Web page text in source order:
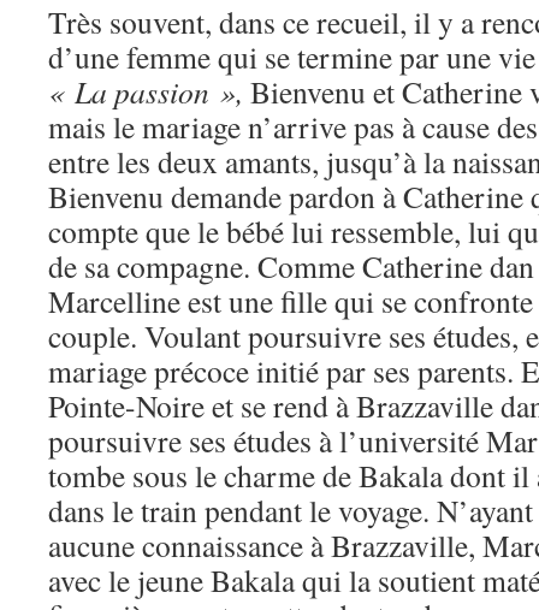
Très souvent, dans ce recueil, il y a
d’une femme qui se termine par une
« La passion », Bienvenu et
mais le mariage n’arrive pas à cause
entre les deux amants, jusqu’à la
Bienvenu demande pardon à Catherine
compte que le bébé lui ressemble, lui
de sa compagne. Comme Catherine
Marcelline est une fille qui se confronte
couple. Voulant poursuivre ses études,
mariage précoce initié par ses parents.
Pointe-Noire et se rend à Brazzaville
poursuivre ses études à l’université
tombe sous le charme de Bakala dont il
dans le train pendant le voyage.
aucune connaissance à Brazzaville,
avec le jeune Bakala qui la soutient